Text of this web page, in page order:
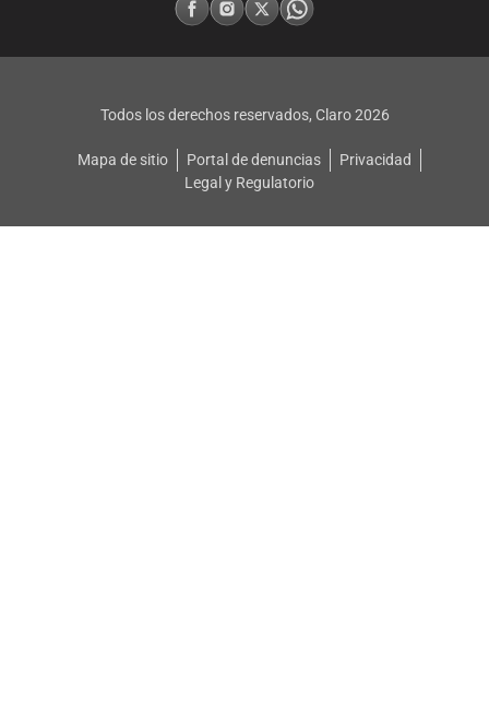
Todos los derechos reservados, Claro 2026
Mapa de sitio Portal de denuncias
Privacidad
Legal y Regulatorio